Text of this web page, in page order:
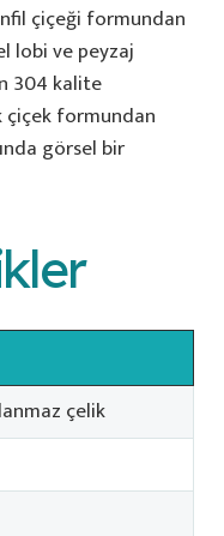
çiçeği formundan
lobi ve peyzaj
304 kalite
çiçek formundan
görsel bir
çelik